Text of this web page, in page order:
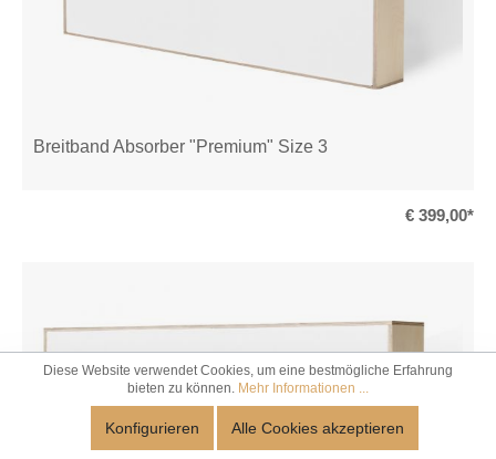
Breitband Absorber "Premium" Size 3
€ 399,00*
Diese Website verwendet Cookies, um eine bestmögliche Erfahrung
bieten zu können. Mehr Informationen ...
Konfigurieren Alle Cookies akzeptieren